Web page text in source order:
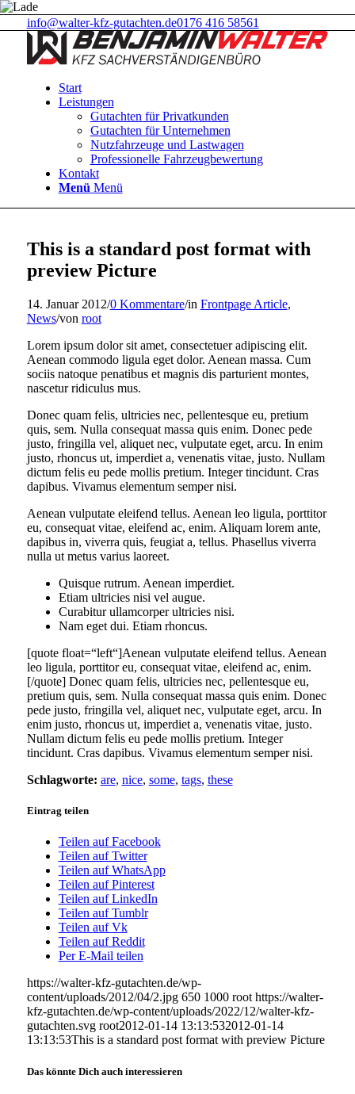
info@walter-kfz-gutachten.de0176 416 58561
Start
Leistungen
Gutachten für Privatkunden
Gutachten für Unternehmen
Nutzfahrzeuge und Lastwagen
Professionelle Fahrzeugbewertung
Kontakt
Menü Menü
This is a standard post format with
preview Picture
14. Januar 2012/0 Kommentare/in Frontpage Article,
News/von root
Lorem ipsum dolor sit amet, consectetuer adipiscing elit.
Aenean commodo ligula eget dolor. Aenean massa. Cum
sociis natoque penatibus et magnis dis parturient montes,
nascetur ridiculus mus.
Donec quam felis, ultricies nec, pellentesque eu, pretium
quis, sem. Nulla consequat massa quis enim. Donec pede
justo, fringilla vel, aliquet nec, vulputate eget, arcu. In enim
justo, rhoncus ut, imperdiet a, venenatis vitae, justo. Nullam
dictum felis eu pede mollis pretium. Integer tincidunt. Cras
dapibus. Vivamus elementum semper nisi.
Aenean vulputate eleifend tellus. Aenean leo ligula, porttitor
eu, consequat vitae, eleifend ac, enim. Aliquam lorem ante,
dapibus in, viverra quis, feugiat a, tellus. Phasellus viverra
nulla ut metus varius laoreet.
Quisque rutrum. Aenean imperdiet.
Etiam ultricies nisi vel augue.
Curabitur ullamcorper ultricies nisi.
Nam eget dui. Etiam rhoncus.
[quote float=“left“]Aenean vulputate eleifend tellus. Aenean
leo ligula, porttitor eu, consequat vitae, eleifend ac, enim.
[/quote] Donec quam felis, ultricies nec, pellentesque eu,
pretium quis, sem. Nulla consequat massa quis enim. Donec
pede justo, fringilla vel, aliquet nec, vulputate eget, arcu. In
enim justo, rhoncus ut, imperdiet a, venenatis vitae, justo.
Nullam dictum felis eu pede mollis pretium. Integer
tincidunt. Cras dapibus. Vivamus elementum semper nisi.
Schlagworte: are, nice, some, tags, these
Eintrag teilen
Teilen auf Facebook
Teilen auf Twitter
Teilen auf WhatsApp
Teilen auf Pinterest
Teilen auf LinkedIn
Teilen auf Tumblr
Teilen auf Vk
Teilen auf Reddit
Per E-Mail teilen
https://walter-kfz-gutachten.de/wp-
content/uploads/2012/04/2.jpg 650 1000 root https://walter-
kfz-gutachten.de/wp-content/uploads/2022/12/walter-kfz-
gutachten.svg root2012-01-14 13:13:532012-01-14
13:13:53This is a standard post format with preview Picture
Das könnte Dich auch interessieren